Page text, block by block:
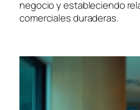
negocio y estableciendo
comerciales duraderas.